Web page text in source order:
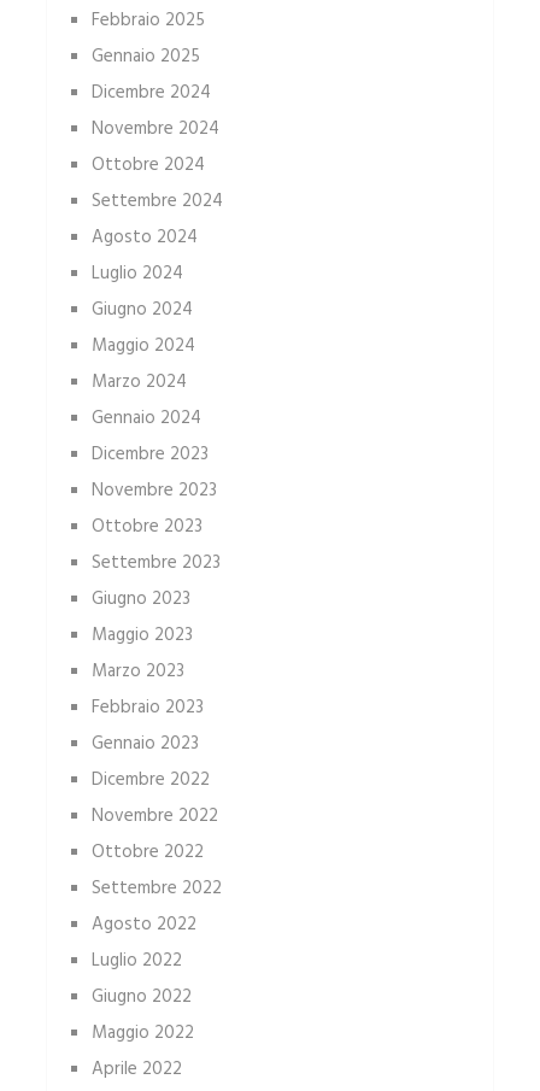
Febbraio 2025
Gennaio 2025
Dicembre 2024
Novembre 2024
Ottobre 2024
Settembre 2024
Agosto 2024
Luglio 2024
Giugno 2024
Maggio 2024
Marzo 2024
Gennaio 2024
Dicembre 2023
Novembre 2023
Ottobre 2023
Settembre 2023
Giugno 2023
Maggio 2023
Marzo 2023
Febbraio 2023
Gennaio 2023
Dicembre 2022
Novembre 2022
Ottobre 2022
Settembre 2022
Agosto 2022
Luglio 2022
Giugno 2022
Maggio 2022
Aprile 2022